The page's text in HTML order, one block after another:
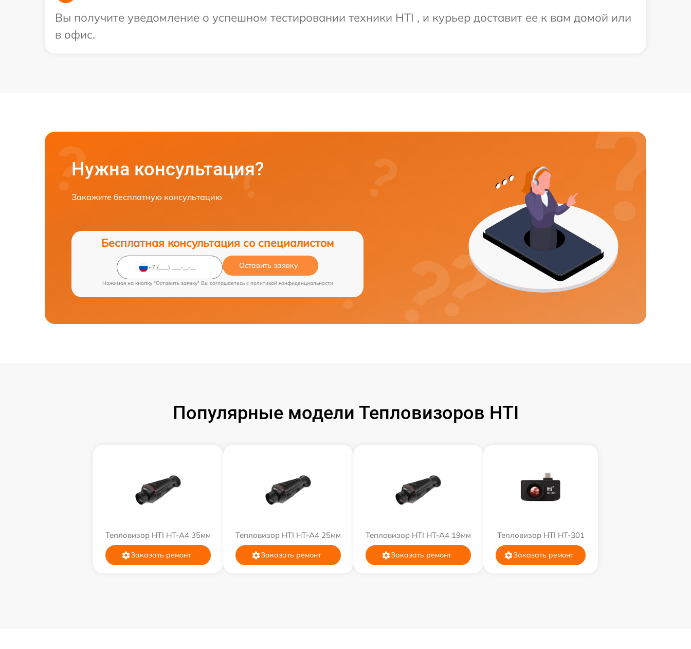
Вы получите уведомление о успешном тестировании техники HTI , и курьер доставит ее к вам домой или
в офис.
Нужна консультация?
Закажите бесплатную консультацию
Бесплатная консультация со специалистом
Оставить заявку
Нажимая на кнопку "Оставить заявку" Вы соглашаетесь c политикой конфиденциальности
Популярные модели Тепловизоров HTI
Тепловизор HTI HT-A4 35мм
Заказать ремонт
Тепловизор HTI HT-A4 25мм
Заказать ремонт
Тепловизор HTI HT-A4 19мм
Заказать ремонт
Тепловизор HTI HT-301
Заказать ремонт